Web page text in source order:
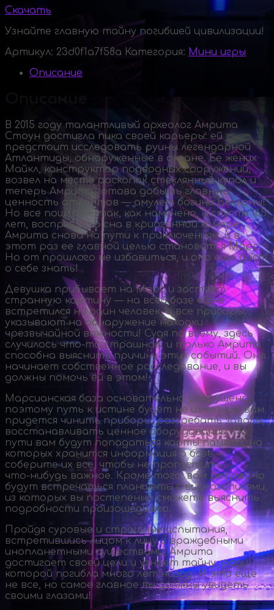
Скачать
Узнайте главную тайну погибшей цивилизации!
Артикул: 23d0f1a7f58a Категория: Мини игры
Описание
В 2015 году талантливый археолог Амрита
Стоун достигла пика своей карьеры: ей
предстоит исследовать руины легендарной
Атлантиды, обнаруженные в океане. Ее жених
Майкл, конструктор подводных сооружений,
возвел на месте раскопок стеклянный купол и
теперь Амрита готова добыть главную
ценность атлантов — амулет богини Беллоны!
Но все пошло не так, как намечено, и спустя 165
лет, воспряв ото сна в криогенной камере,
Амрита снова на пути к приключениям, и в
этот раз ее главной целью становится Марс.
Но от прошлого не избавиться, и оно еще даст
о себе знать!
Девушка прибывает на Марс и застает
странную картину — на всей базе ей не
встретился ни один человек, а все приборы
указывают на обнаружение находки
чрезвычайной важности! Судя по всему, здесь
случилосьчто-тострашное, и только Амрита
способна выяснить причину этих событий. Она
начинает собственное расследование, и вы
должны помочь ей в этом!
Марсианская база основательно разрушена,
поэтому путь к истине будет не из легких: вам
придется чинить приборы, разгребать завалы,
восстанавливать ценное оборудование. По
пути вам будут попадаться карты памяти, на
которых хранится информация о базе —
соберите их все, чтобы не пропустить
что-нибудь важное. Кроме того, вам регулярно
будут встречаться планшеты с видеозаписями,
из которых вы постепенно сможете выяснить
подробности произошедшего.
Пройдя суровые и страшные испытания,
встретившись лицом к лицу с враждебными
инопланетными существами, Амрита
достигает своей цели и узнает тайну, ради
которой погибла много лет назад. И это еще
не все, но самое главное вы должны увидеть
своими глазами!